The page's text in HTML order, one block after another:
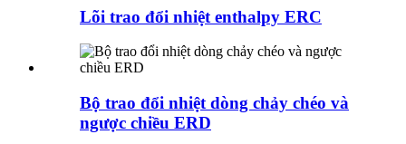
Lõi trao đổi nhiệt enthalpy ERC
Bộ trao đổi nhiệt dòng chảy chéo và
ngược chiều ERD